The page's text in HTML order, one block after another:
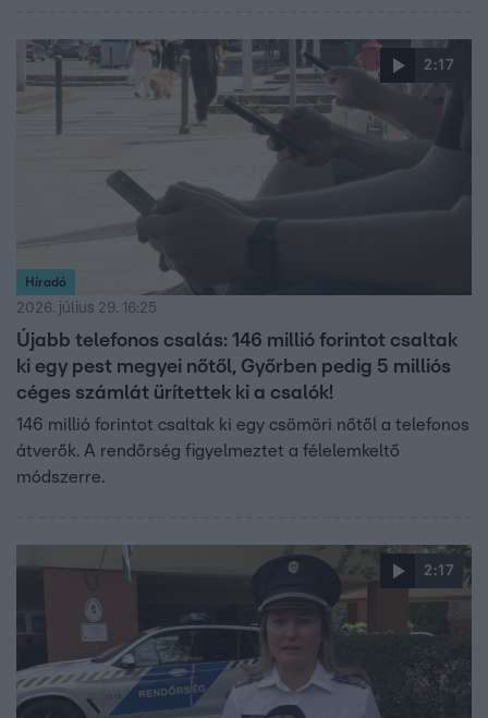
2:17
Híradó
2026. július 29. 16:25
Újabb telefonos csalás: 146 millió forintot csaltak
ki egy pest megyei nőtől, Győrben pedig 5 milliós
céges számlát ürítettek ki a csalók!
146 millió forintot csaltak ki egy csömöri nőtől a telefonos
átverők. A rendőrség figyelmeztet a félelemkeltő
módszerre.
2:17